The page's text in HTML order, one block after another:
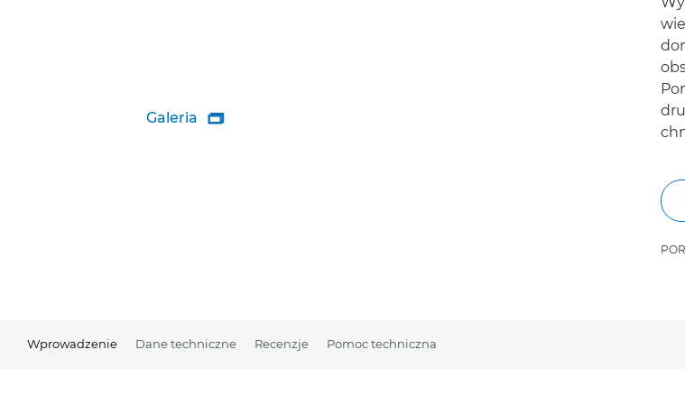
Galeria 
Wprowadzenie Dane techniczne Recenzje Pomoc techniczna